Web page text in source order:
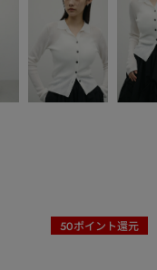
50ポイント還元